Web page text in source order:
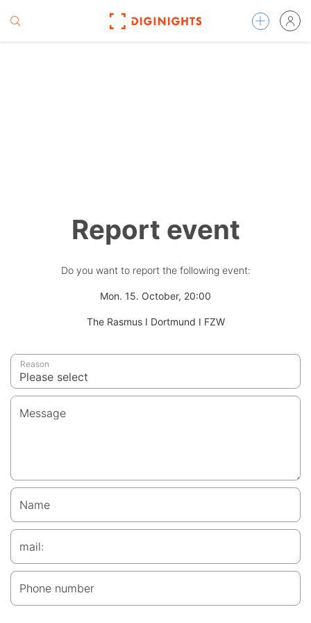
Report event
Do you want to report the following event:
Mon. 15. October, 20:00
The Rasmus I Dortmund I FZW
Reason
Message
Name
mail:
Phone number